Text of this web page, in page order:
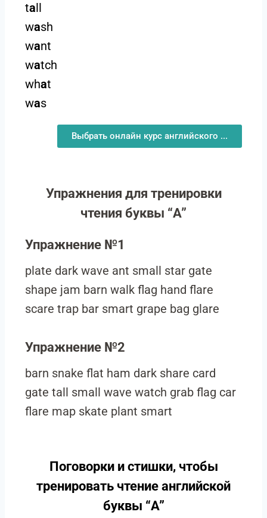
tall
wash
want
watch
what
was
Выбрать онлайн курс английского ...
Упражнения для тренировки
чтения буквы “A”
Упражнение №1
plate dark wave ant small star gate
shape jam barn walk flag hand flare
scare trap bar smart grape bag glare
Упражнение №2
barn snake flat ham dark share card
gate tall small wave watch grab flag car
flare map skate plant smart
Поговорки и стишки, чтобы
тренировать чтение английской
буквы “A”